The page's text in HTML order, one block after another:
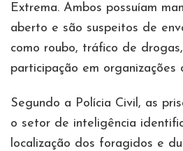
Extrema. Ambos possuíam
aberto e são suspeitos de
como roubo, tráfico de
participação em organizações
Segundo a Polícia Civil, as
o setor de inteligência
localização dos foragidos e